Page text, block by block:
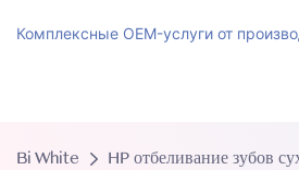
Комплексные OEM-услуги от
Bi White HP отбеливание зубов